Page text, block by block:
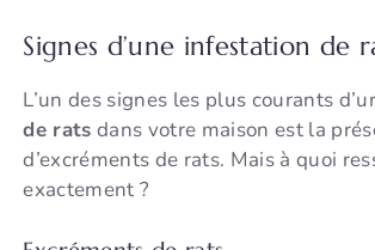
Signes d’une infestation de
L’un des signes les plus courants
de rats dans votre maison est la
d’excréments de rats. Mais à quoi
exactement ?